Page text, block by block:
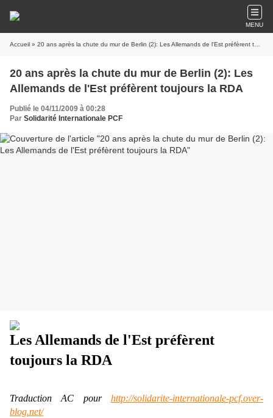
MENU
Accueil » 20 ans après la chute du mur de Berlin (2): Les Allemands de l'Est préfèrent toujours la RDA
20 ans après la chute du mur de Berlin (2): Les
Allemands de l'Est préfèrent toujours la RDA
Publié le 04/11/2009 à 00:28
Par Solidarité Internationale PCF
Les Allemands de l'Est préfèrent
toujours la RDA
Traduction AC pour
http://solidarite-internationale-pcf.over-
blog.net/